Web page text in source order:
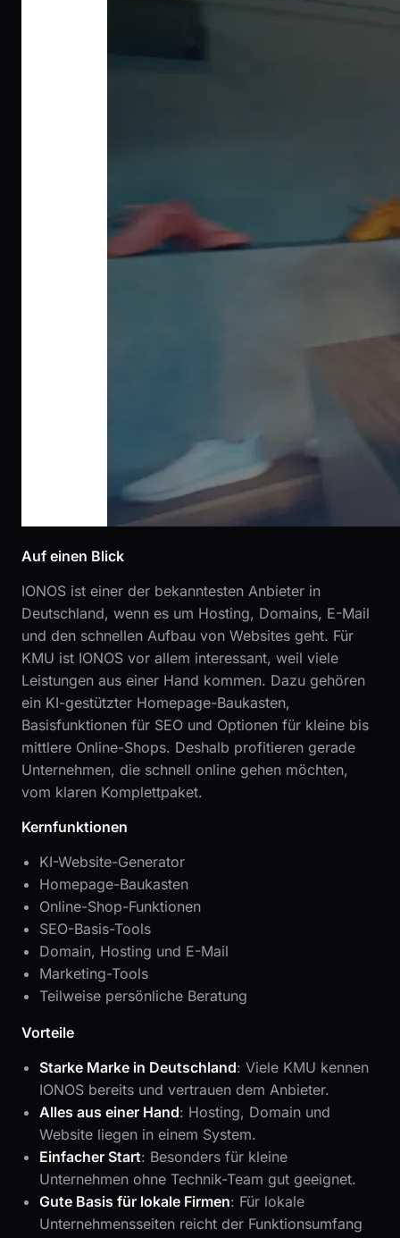
Auf einen Blick
IONOS ist einer der bekanntesten Anbieter in
Deutschland, wenn es um Hosting, Domains, E-Mail
und den schnellen Aufbau von Websites geht. Für
KMU ist IONOS vor allem interessant, weil viele
Leistungen aus einer Hand kommen. Dazu gehören
ein KI-gestützter Homepage-Baukasten,
Basisfunktionen für SEO und Optionen für kleine bis
mittlere Online-Shops. Deshalb profitieren gerade
Unternehmen, die schnell online gehen möchten,
vom klaren Komplettpaket.
Kernfunktionen
KI-Website-Generator
Homepage-Baukasten
Online-Shop-Funktionen
SEO-Basis-Tools
Domain, Hosting und E-Mail
Marketing-Tools
Teilweise persönliche Beratung
Vorteile
Starke Marke in Deutschland: Viele KMU kennen
IONOS bereits und vertrauen dem Anbieter.
Alles aus einer Hand: Hosting, Domain und
Website liegen in einem System.
Einfacher Start: Besonders für kleine
Unternehmen ohne Technik-Team gut geeignet.
Gute Basis für lokale Firmen: Für lokale
Unternehmensseiten reicht der Funktionsumfang